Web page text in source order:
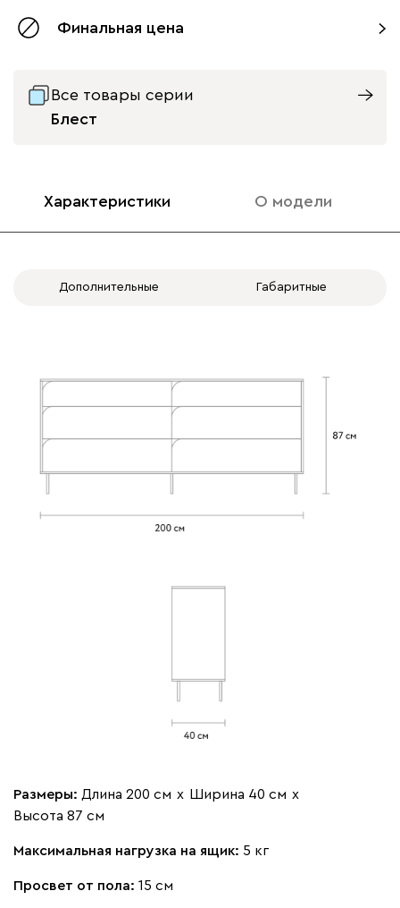
Финальная цена
Все товары серии
Блест
Характеристики О модели
Дополнительные Габаритные
Размеры: Длина 200 см х Ширина 40 см х
Высота 87 см
Максимальная нагрузка на ящик: 5 кг
Просвет от пола: 15 см